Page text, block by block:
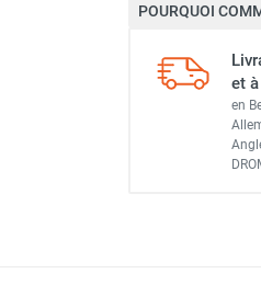
Chauffage
Chauffage
Chauffage
Chauffage
Chaudière fixe à
POURQUOI
et
en